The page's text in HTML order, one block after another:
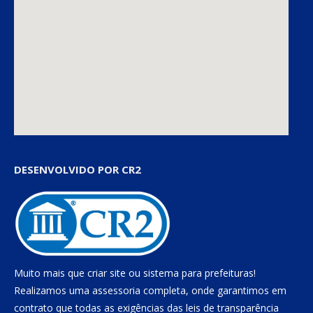
DESENVOLVIDO POR CR2
Muito mais que criar site ou sistema para prefeituras!
Realizamos uma assessoria completa, onde garantimos em
contrato que todas as exigências das leis de transparência